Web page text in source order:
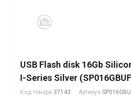
USB Flash disk 16Gb
I-Series Silver
Код товара 37143 Артикул